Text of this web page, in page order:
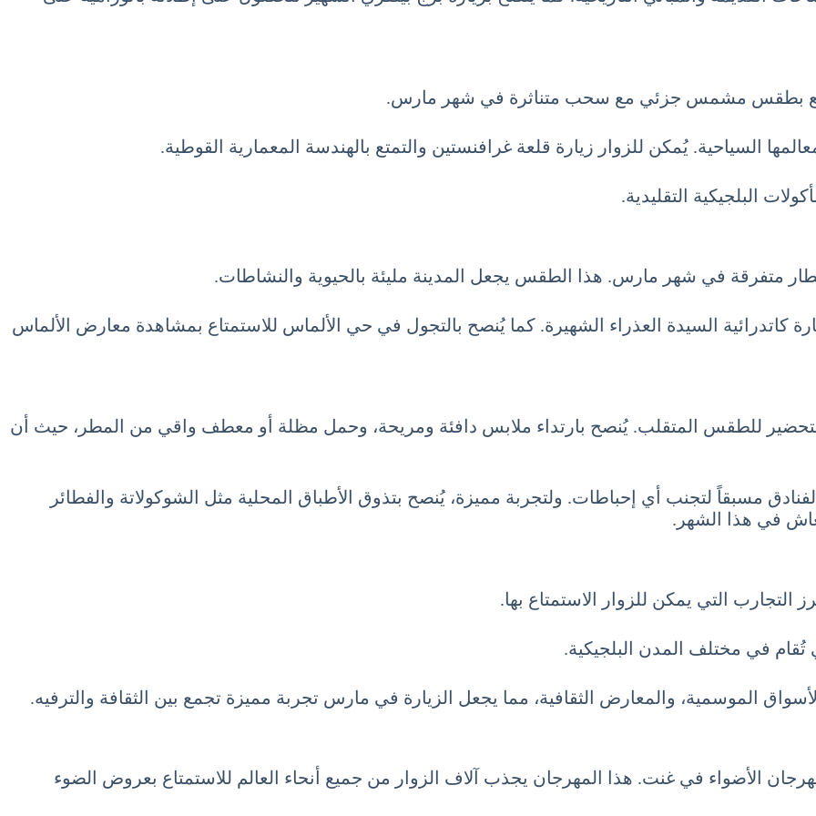
تتمتع بطقس مشمس جزئي مع سحب متناثرة في شهر مارس.
السياحية. يُمكن للزوار زيارة قلعة غرافنستين والتمتع بالهندسة المعمارية القوطية.
البلجيكية التقليدية.
متفرقة في شهر مارس. هذا الطقس يجعل المدينة مليئة بالحيوية والنشاطات.
كاتدرائية السيدة العذراء الشهيرة. كما يُنصح بالتجول في حي الألماس للاستمتاع بمشاهدة معارض الألماس
للطقس المتقلب. يُنصح بارتداء ملابس دافئة ومريحة، وحمل مظلة أو معطف واقي من المطر، حيث أن
مسبقاً لتجنب أي إحباطات. ولتجربة مميزة، يُنصح بتذوق الأطباق المحلية مثل الشوكولاتة والفطائر
في هذا الشهر.
التي يمكن للزوار الاستمتاع بها.
تُقام في مختلف المدن البلجيكية.
الموسمية، والمعارض الثقافية، مما يجعل الزيارة في مارس تجربة مميزة تجمع بين الثقافة والترفيه.
الأضواء في غنت. هذا المهرجان يجذب آلاف الزوار من جميع أنحاء العالم للاستمتاع بعروض الضوء